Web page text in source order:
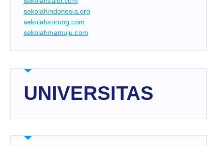
sekolahindonesia.org
sekolahsorong.com
sekolahmamuju.com
UNIVERSITAS